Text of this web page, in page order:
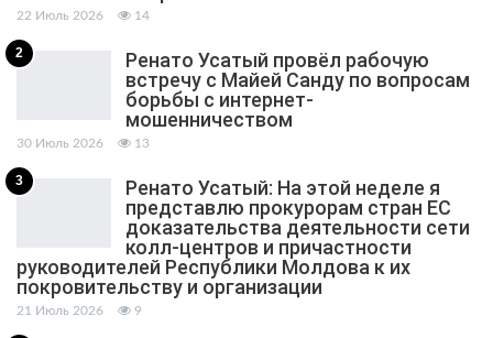
22 Июль 2026 14
2
Ренато Усатый провёл рабочую
встречу с Майей Санду по вопросам
борьбы с интернет-
мошенничеством
30 Июль 2026 13
3
Ренато Усатый: На этой неделе я
представлю прокурорам стран ЕС
доказательства деятельности сети
колл-центров и причастности
руководителей Республики Молдова к их
покровительству и организации
21 Июль 2026 9